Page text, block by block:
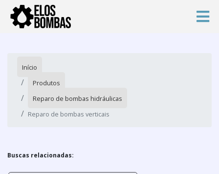
Início
Produtos
Reparo de bombas hidráulicas
Reparo de bombas verticais
Buscas relacionadas: